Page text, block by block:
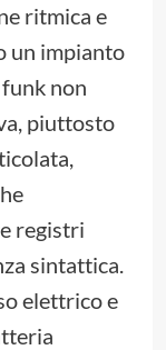
ritmica e
un impianto
non
piuttosto
registri
sintattica.
elettrico e